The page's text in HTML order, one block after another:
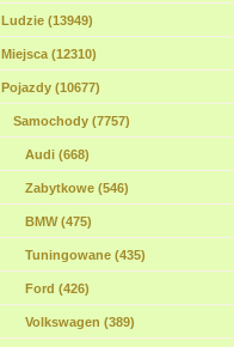
Ludzie (13949)
Miejsca (12310)
Pojazdy (10677)
Samochody (7757)
Audi (668)
Zabytkowe (546)
BMW (475)
Tuningowane (435)
Ford (426)
Volkswagen (389)